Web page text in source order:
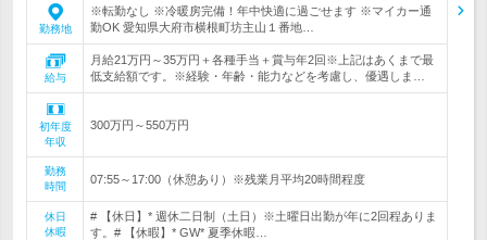
勤務地
※転勤なし ※冷暖房完備！年中快適に過ごせます ※マイカー通
勤OK 愛知県大府市横根町坊主山１番地…
給与
月給21万円～35万円＋各種手当＋賞与年2回※上記はあくまで最
低支給額です。※経験・年齢・能力などを考慮し、優遇しま…
初年度
年収
300万円～550万円
勤務
時間
07:55～17:00（休憩あり）※残業月平均20時間程度
休日
休暇
# 【休日】* 週休二日制（土日）※土曜日出勤が年に2回程ありま
す。# 【休暇】* GW* 夏季休暇…